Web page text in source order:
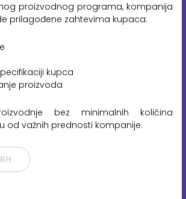
proizvodnog programa, kompanija
prilagođene zahtevima kupaca:
kupca
proizvoda
bez minimalnih količina
od važnih prednosti kompanije.